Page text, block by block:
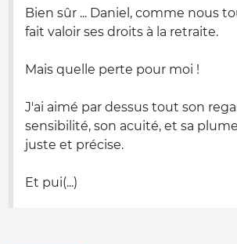
Bien sûr ... Daniel, comme nous
fait valoir ses droits à la retraite.
Mais quelle perte pour moi !
J'ai aimé par dessus tout son
sensibilité, son acuité, et sa
juste et précise.
Et pui(...)